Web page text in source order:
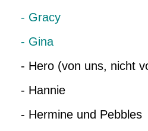
- Gracy
- Gina
- Hero (von uns, nicht
- Hannie
- Hermine und Pebbles